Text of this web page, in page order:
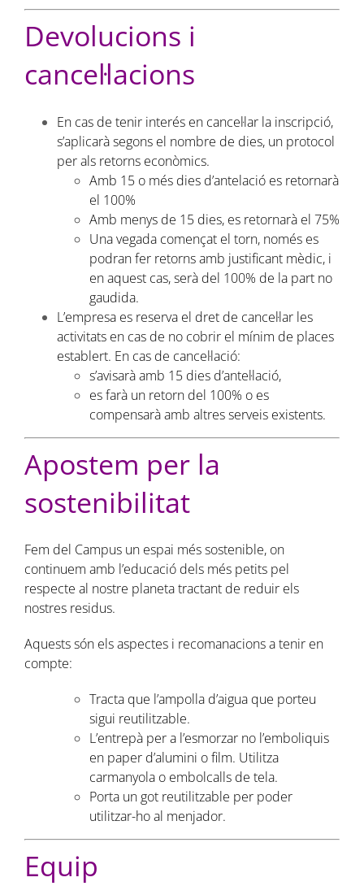
Devolucions i
cancel·lacions
En cas de tenir interés en cancel·lar la inscripció,
s’aplicarà segons el nombre de dies, un protocol
per als retorns econòmics.
Amb 15 o més dies d’antelació es retornarà
el 100%
Amb menys de 15 dies, es retornarà el 75%
Una vegada començat el torn, només es
podran fer retorns amb justificant mèdic, i
en aquest cas, serà del 100% de la part no
gaudida.
L’empresa es reserva el dret de cancel·lar les
activitats en cas de no cobrir el mínim de places
establert. En cas de cancel·lació:
s’avisarà amb 15 dies d’antel·lació,
es farà un retorn del 100% o es
compensarà amb altres serveis existents.
Apostem per la
sostenibilitat
Fem del Campus un espai més sostenible, on
continuem amb l’educació dels més petits pel
respecte al nostre planeta tractant de reduir els
nostres residus.
Aquests són els aspectes i recomanacions a tenir en
compte:
Tracta que l’ampolla d’aigua que porteu
sigui reutilitzable.
L’entrepà per a l’esmorzar no l’emboliquis
en paper d’alumini o film. Utilitza
carmanyola o embolcalls de tela.
Porta un got reutilitzable per poder
utilitzar-ho al menjador.
Equip